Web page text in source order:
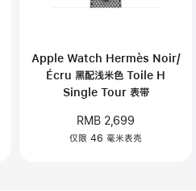
Apple Watch Hermès Noir/
Écru 黑配浅米色 Toile H
Single Tour 表带
RMB 2,699
仅限 46 毫米表壳